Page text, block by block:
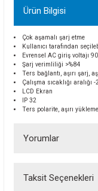
Ürün Bilgisi
Çok aşamalı şarj etme
Kullanıcı tarafından
Evrensel AC giriş voltajı
Şarj verimliliği >%84
Ters bağlantı, aşırı şarj,
Çalışma sıcaklığı aralığı
LCD Ekran
IP 32
Ters polarite, aşırı
Yorumlar
Taksit Seçenekleri